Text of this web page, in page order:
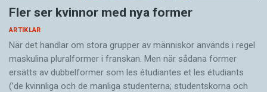
Fler ser kvinnor med nya former
ARTIKLAR
När det handlar om stora grupper av människor används i regel
maskulina pluralformer i franskan. Men när sådana ­former
ersätts av dubbel­former som les étudiantes et les étudiants
(’de kvinnliga och de manliga studenterna; studentskorna och